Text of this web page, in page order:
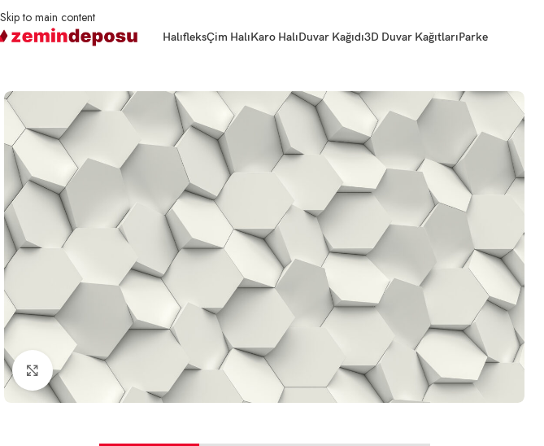
Skip to main content
HalıfleksÇim HalıKaro HalıDuvar Kağıdı3D Duvar KağıtlarıParke
Büyütmek için tıklayın